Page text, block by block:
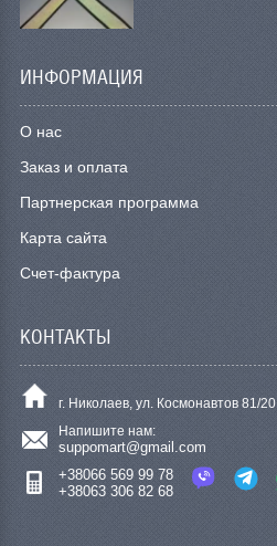
ИНФОРМАЦИЯ
О нас
Заказ и оплата
Партнерская программа
Карта сайта
Счет-фактура
КОНТАКТЫ
г. Николаев, ул. Космонавтов 81/20
Напишите нам:
suppomart@gmail.com
+38066 569 99 78
+38063 306 82 68